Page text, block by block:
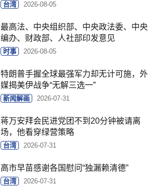
台湾 2026-08-05
最高法、中央组织部、中央政法委、中央
编办、财政部、人社部印发意见
时事 2026-08-05
特朗普手握全球最强军力却无计可施，外
媒揭美伊战争“无解三选一”
新闻解画 2026-07-31
蒋万安拜会民进党团不到20分钟被请离
场，他看穿绿营策略
台湾 2026-07-31
高市早苗感谢各国慰问“独漏赖清德”
台湾 2026-07-31